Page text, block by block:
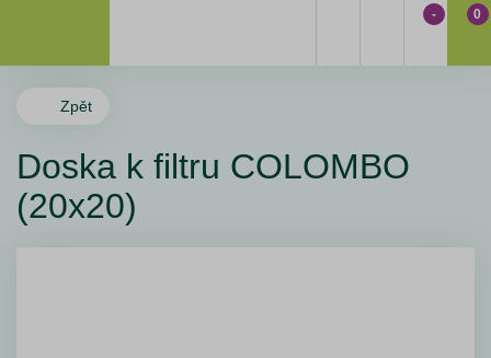
- 0
Zpět
Doska k filtru COLOMBO
(20x20)